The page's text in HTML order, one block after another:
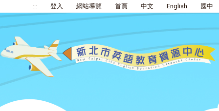
::: 登入 網站導覽 首頁 中文 English 國中